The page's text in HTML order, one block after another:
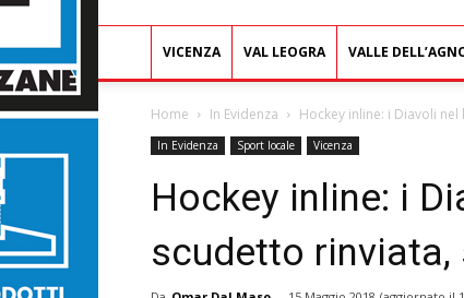
VICENZA VAL LEOGRA VALLE
Home In Evidenza Hockey inline: i Diavoli
In Evidenza Sport locale Vicenza
Hockey inline: i
scudetto